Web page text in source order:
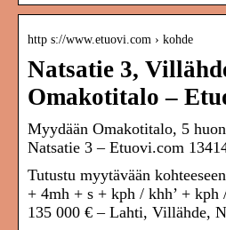
http s://www.etuovi.com › kohde
Natsatie 3,
Omakotitalo –
Myydään Omakotitalo, 5
Natsatie 3 – Etuovi.com
Tutustu myytävään
+ 4mh + s + kph / khh’ + kph
135 000 € – Lahti, Villähde,